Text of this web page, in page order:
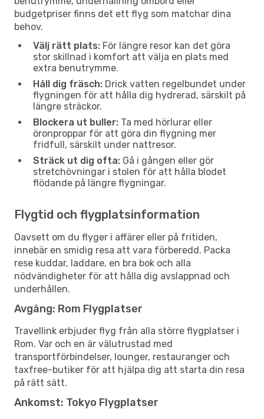
budgetpriser finns det ett flyg som matchar dina
behov.
Välj rätt plats: För längre resor kan det göra
stor skillnad i komfort att välja en plats med
extra benutrymme.
Håll dig fräsch: Drick vatten regelbundet under
flygningen för att hålla dig hydrerad, särskilt på
längre sträckor.
Blockera ut buller: Ta med hörlurar eller
öronproppar för att göra din flygning mer
fridfull, särskilt under nattresor.
Sträck ut dig ofta: Gå i gången eller gör
stretchövningar i stolen för att hålla blodet
flödande på längre flygningar.
Flygtid och flygplatsinformation
Oavsett om du flyger i affärer eller på fritiden,
innebär en smidig resa att vara förberedd. Packa
rese kuddar, laddare, en bra bok och alla
nödvändigheter för att hålla dig avslappnad och
underhållen.
Avgång: Rom Flygplatser
Travellink erbjuder flyg från alla större flygplatser i
Rom. Var och en är välutrustad med
transportförbindelser, lounger, restauranger och
taxfree-butiker för att hjälpa dig att starta din resa
på rätt sätt.
Ankomst: Tokyo Flygplatser